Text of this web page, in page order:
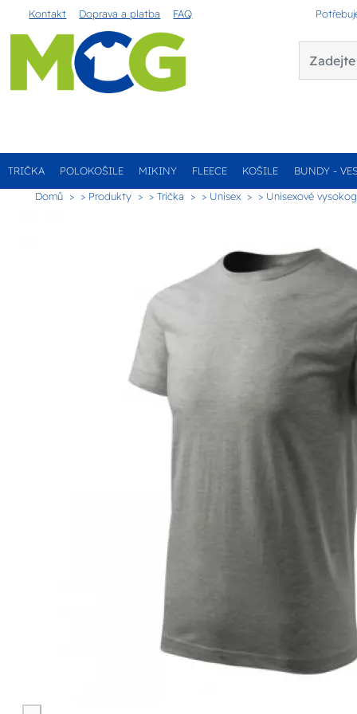
Kontakt Doprava a platba FAQ
TRIČKA POLOKOŠILE MIKINY FLEECE KOŠILE BUNDY -
Domů > Produkty > Trička > Unisex > Unisexové